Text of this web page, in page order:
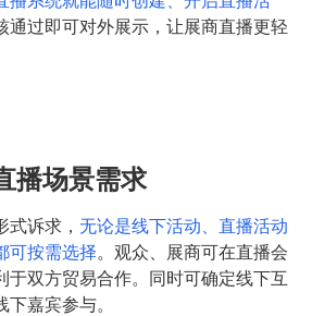
通过即可对外展示，让展商直播更轻
播场景需求
诉求， 无论是线下活动、直播活动
可按需选择。观众、展商可在直播会
于双方贸易合作。同时可确定线下互
嘉宾参与。